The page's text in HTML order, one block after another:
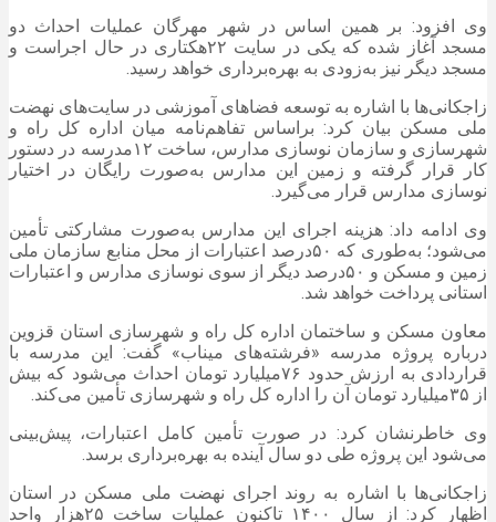
وی افزود: بر همین اساس در شهر مهرگان عملیات احداث دو
مسجد آغاز شده که یکی در سایت ۲۲هکتاری در حال اجراست و
مسجد دیگر نیز به‌زودی به بهره‌برداری خواهد رسید.
زاجکانی‌ها با اشاره به توسعه فضاهای آموزشی در سایت‌های نهضت
ملی مسکن بیان کرد: براساس تفاهم‌نامه میان اداره کل راه و
شهرسازی و سازمان نوسازی مدارس، ساخت ۱۲مدرسه در دستور
کار قرار گرفته و زمین این مدارس به‌صورت رایگان در اختیار
نوسازی مدارس قرار می‌گیرد.
وی ادامه داد: هزینه اجرای این مدارس به‌صورت مشارکتی تأمین
می‌شود؛ به‌طوری که ۵۰درصد اعتبارات از محل منابع سازمان ملی
زمین و مسکن و ۵۰درصد دیگر از سوی نوسازی مدارس و اعتبارات
استانی پرداخت خواهد شد.
معاون مسکن و ساختمان اداره کل راه و شهرسازی استان قزوین
درباره پروژه مدرسه «فرشته‌های میناب» گفت: این مدرسه با
قراردادی به ارزش حدود ۷۶میلیارد تومان احداث می‌شود که بیش
از ۳۵میلیارد تومان آن را اداره کل راه و شهرسازی تأمین می‌کند.
وی خاطرنشان کرد: در صورت تأمین کامل اعتبارات، پیش‌بینی
می‌شود این پروژه طی دو سال آینده به بهره‌برداری برسد.
زاجکانی‌ها با اشاره به روند اجرای نهضت ملی مسکن در استان
اظهار کرد: از سال ۱۴۰۰ تاکنون عملیات ساخت ۲۵هزار واحد